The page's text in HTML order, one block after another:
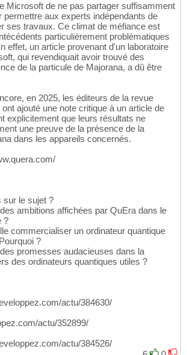
Microsoft de ne pas partager suffisamment
permettre aux experts indépendants de
ses travaux. Ce climat de méfiance est
particulièrement problématiques
effet, un article provenant d'un laboratoire
qui revendiquait avoir trouvé des
de la particule de Majorana, a dû être
en 2025, les éditeurs de la revue
ajouté une note critique à un article de
explicitement que leurs résultats ne
une preuve de la présence de la
dans les appareils concernés.
sur le sujet ?
ambitions affichées par QuEra dans le
?
commercialiser un ordinateur quantique
?
promesses audacieuses dans la
des ordinateurs quantiques utiles ?
actu/384630/
actu/352899/
actu/384526/